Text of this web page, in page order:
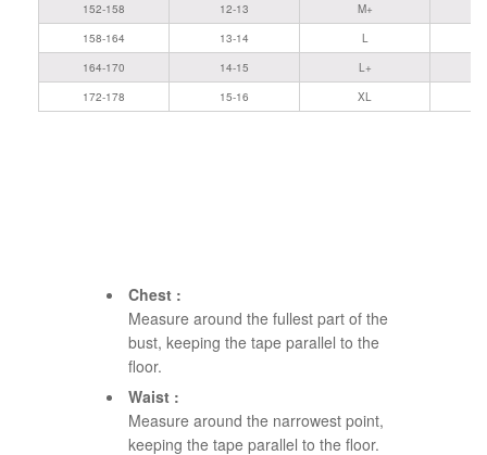
152-158
12-13
M+
158-164
13-14
L
164-170
14-15
L+
172-178
15-16 XL
Chest :
Measure around the fullest part of the
bust, keeping the tape parallel to the
floor.
Waist :
Measure around the narrowest point,
keeping the tape parallel to the floor.